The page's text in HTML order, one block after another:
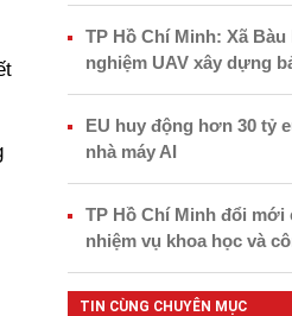
TP Hồ Chí Minh: Xã
nghiệm UAV xây dựng
EU huy động hơn 30 tỷ
nhà máy AI
TP Hồ Chí Minh đổi mới
nhiệm vụ khoa học và
TIN CÙNG CHUYÊN MỤC